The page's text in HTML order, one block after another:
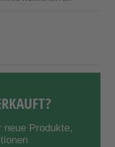
Produkte,